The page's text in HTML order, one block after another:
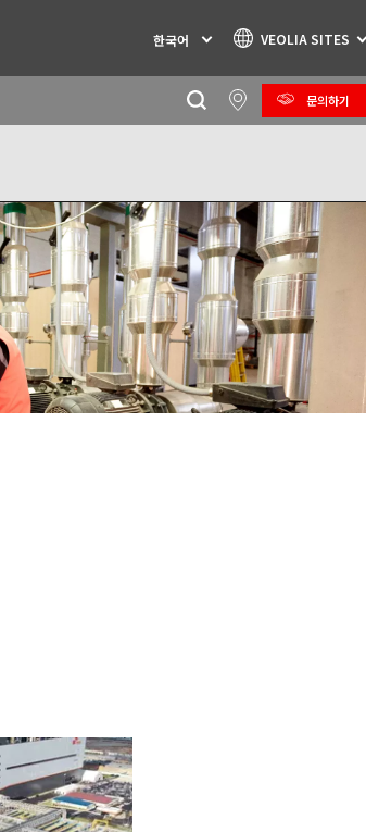
한국어 VEOLIA SITES
AIR QUALITY
ENGINEERING & CONSULTING
HAZARDOUS WASTE EUROPE
INDUSTRIES GLOBAL SOLUTIONS
NUCLEAR SOLUTIONS
OFIS
문의하기